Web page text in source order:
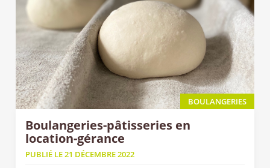
BOULANGERIES
Boulangeries-pâtisseries en
location-gérance
PUBLIÉ LE 21 DÉCEMBRE 2022